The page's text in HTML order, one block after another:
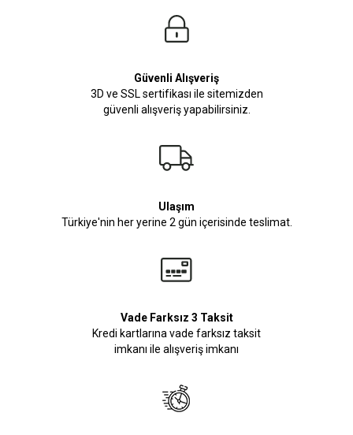
Manken Bedenleri Üst Grup M, Alt Grup 33 Beden ( Medium )
Güvenli Alışveriş
3D ve SSL sertifikası ile sitemizden
güvenli alışveriş yapabilirsiniz.
Ulaşım
Türkiye'nin her yerine 2 gün içerisinde teslimat.
Vade Farksız 3 Taksit
Kredi kartlarına vade farksız taksit
imkanı ile alışveriş imkanı